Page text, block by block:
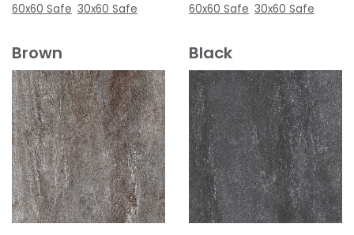
60x60 Safe 30x60 Safe
60x60 Safe 30x60 Safe
Brown Black